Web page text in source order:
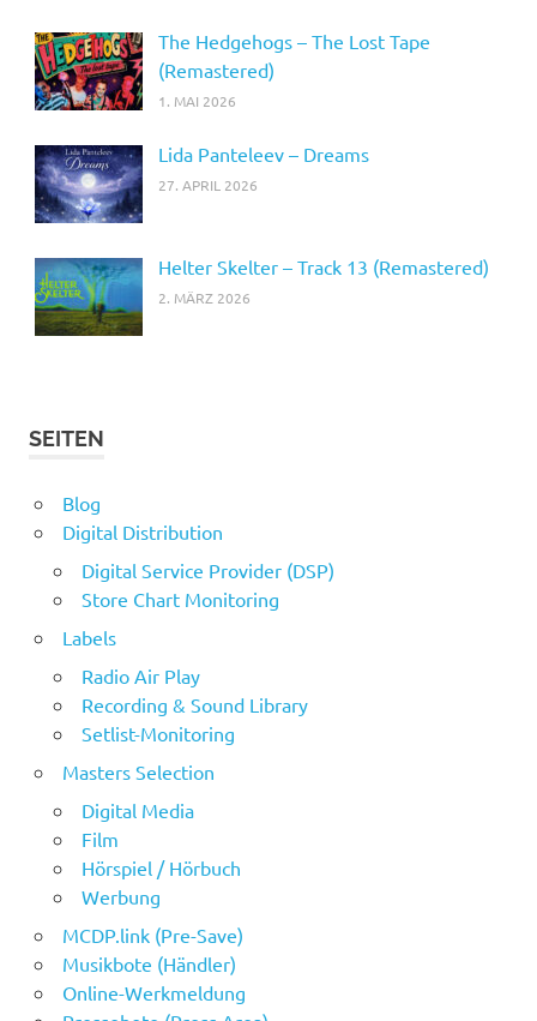
The Hedgehogs – The Lost Tape
(Remastered)
1. MAI 2026
Lida Panteleev – Dreams
27. APRIL 2026
Helter Skelter – Track 13 (Remastered)
2. MÄRZ 2026
SEITEN
Blog
Digital Distribution
Digital Service Provider (DSP)
Store Chart Monitoring
Labels
Radio Air Play
Recording & Sound Library
Setlist-Monitoring
Masters Selection
Digital Media
Film
Hörspiel / Hörbuch
Werbung
MCDP.link (Pre-Save)
Musikbote (Händler)
Online-Werkmeldung